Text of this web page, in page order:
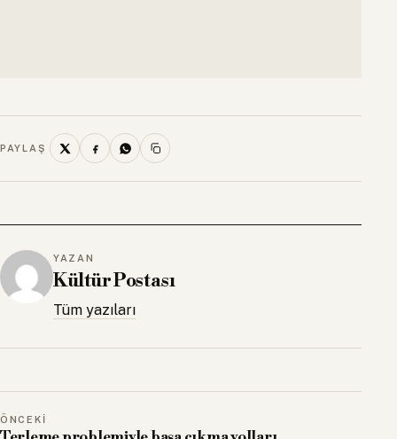
PAYLAŞ
YAZAN
Kültür Postası
Tüm yazıları
ÖNCEKI